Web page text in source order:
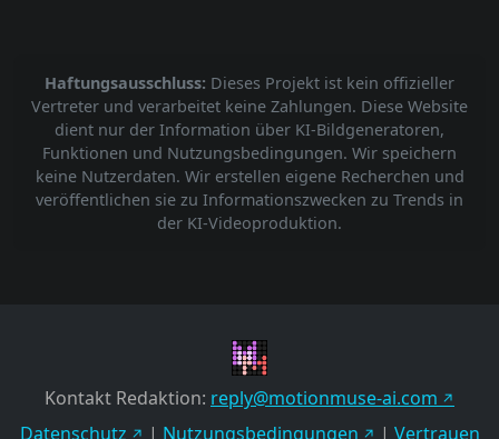
Haftungsausschluss: Dieses Projekt ist kein offizieller
Vertreter und verarbeitet keine Zahlungen. Diese Website
dient nur der Information über KI-Bildgeneratoren,
Funktionen und Nutzungsbedingungen. Wir speichern
keine Nutzerdaten. Wir erstellen eigene Recherchen und
veröffentlichen sie zu Informationszwecken zu Trends in
der KI-Videoproduktion.
Kontakt Redaktion: reply@motionmuse-ai.com
Datenschutz
| Nutzungsbedingungen | Vertrauen